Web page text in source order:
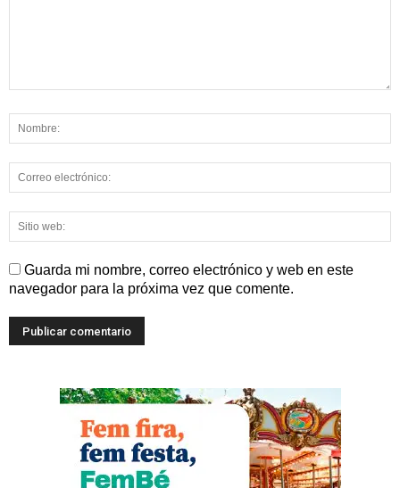
Guarda mi nombre, correo electrónico y web en este
navegador para la próxima vez que comente.